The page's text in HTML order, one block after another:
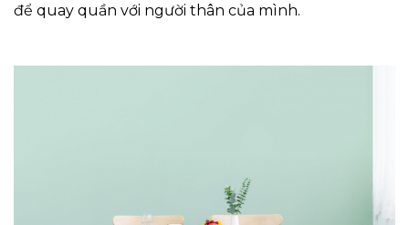
để quay quần với người thân của mình.